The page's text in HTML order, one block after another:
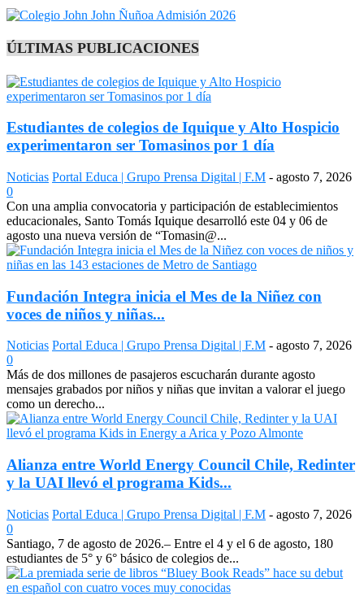
ÚLTIMAS PUBLICACIONES
Estudiantes de colegios de Iquique y Alto Hospicio
experimentaron ser Tomasinos por 1 día
Noticias Portal Educa | Grupo Prensa Digital | F.M - agosto 7, 2026
0
Con una amplia convocatoria y participación de establecimientos
educacionales, Santo Tomás Iquique desarrolló este 04 y 06 de
agosto una nueva versión de “Tomasin@...
Fundación Integra inicia el Mes de la Niñez con
voces de niños y niñas...
Noticias Portal Educa | Grupo Prensa Digital | F.M - agosto 7, 2026
0
Más de dos millones de pasajeros escucharán durante agosto
mensajes grabados por niños y niñas que invitan a valorar el juego
como un derecho...
Alianza entre World Energy Council Chile, Redinter
y la UAI llevó el programa Kids...
Noticias Portal Educa | Grupo Prensa Digital | F.M - agosto 7, 2026
0
Santiago, 7 de agosto de 2026.– Entre el 4 y el 6 de agosto, 180
estudiantes de 5° y 6° básico de colegios de...